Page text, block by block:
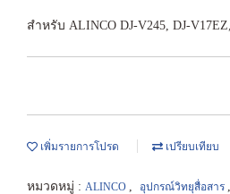
สำหรับ ALINCO DJ-V245, DJ-
เพิ่มรายการโปรด เปรียบเทียบ
หมวดหมู่ : ALINCO , อุปกรณ์วิทยุสื่อสาร ,